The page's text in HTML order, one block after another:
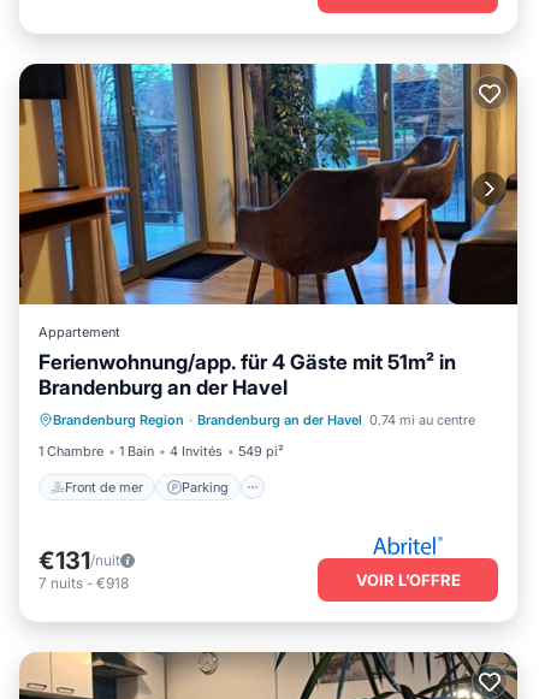
Appartement
Ferienwohnung/app. für 4 Gäste mit 51m² in
Brandenburg an der Havel
Brandenburg Region · Brandenburg an der Havel 0.74 mi au centre
1 Chambre
1 Bain 4 Invités 549 pi²
Front de mer Parking
Front de mer
Parking
Vue sur l’océan
Balcon/Terrasse
€131/nuit
7 nuits - €918 VOIR L’OFFRE